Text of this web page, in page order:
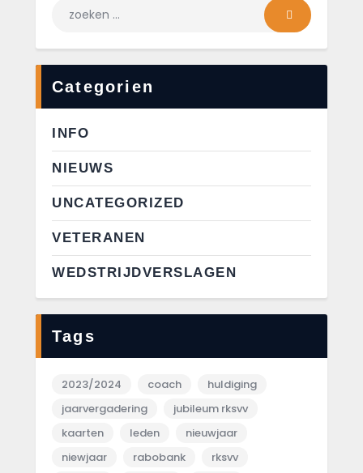
Categorien
INFO
NIEUWS
UNCATEGORIZED
VETERANEN
WEDSTRIJDVERSLAGEN
Tags
2023/2024 coach
huldiging
jaarvergadering
jubileum rksvv
kaarten
leden
nieuwjaar
niewjaar
rabobank
rksvv